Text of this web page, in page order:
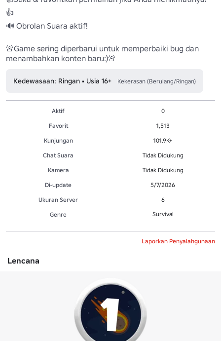
👍
🔊 Obrolan Suara aktif!
🚨Game sering diperbarui untuk memperbaiki bug dan
menambahkan konten baru:)🚨
Kedewasaan: Ringan • Usia 16+ Kekerasan (Berulang/Ringan)
Aktif
0
Favorit
1,513
Kunjungan
101.9K+
Chat Suara
Tidak Didukung
Kamera
Tidak Didukung
Di-update
5/7/2026
Ukuran Server
6
Genre
Survival
Laporkan Penyalahgunaan
Lencana